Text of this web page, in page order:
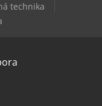
technika